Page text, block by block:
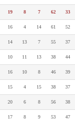
19 8 7 62 33
16 4 14 61 52
14 13 7 55 37
10 11 13 38 44
16 10 8 46 39
15 4 15 38 37
20 6 8 56 38
17 8 9 53 47